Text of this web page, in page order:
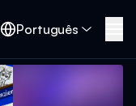
Português